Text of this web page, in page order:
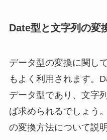
Date型と文字列の変
データ型の変換に関し
もよく利用されます。
データ型であり、文字
ば求められるでしょう
の変換方法について説